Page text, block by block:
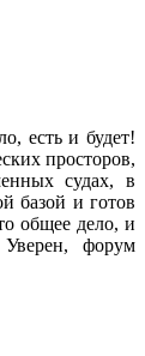
есть и будет!
просторов,
судах, в
базой и готов
общее дело, и
форум